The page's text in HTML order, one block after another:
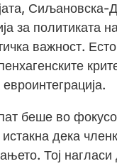
Сиљановска-
за политиката
важност.
беше во
дека
Тој нагласи